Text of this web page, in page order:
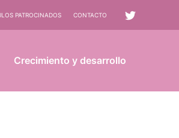
PATROCINADOS CONTACTO
Crecimiento y desarrollo